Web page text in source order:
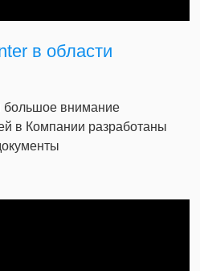
в области
большое внимание
в Компании разработаны